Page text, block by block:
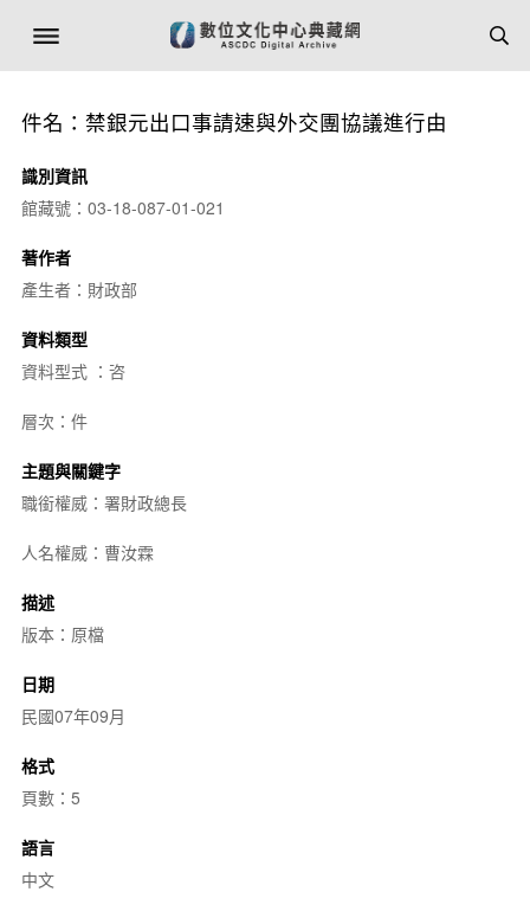
件名：禁銀元出口事請速與外交團協議進行由
識別資訊
館藏號：03-18-087-01-021
著作者
產生者：財政部
資料類型
資料型式 ：咨
層次：件
主題與關鍵字
職銜權威：署財政總長
人名權威：曹汝霖
描述
版本：原檔
日期
民國07年09月
格式
頁數：5
語言
中文